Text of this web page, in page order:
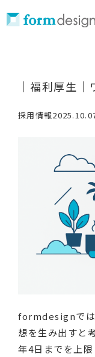
Type of
Note
About
Service
Recruit
業種別検索
Search
キーワード検索
VI/Logos
Exhibition/Space
Packaging
｜福利厚生
採用情報
formdesignでは
想を生み出すと
年4日までを上